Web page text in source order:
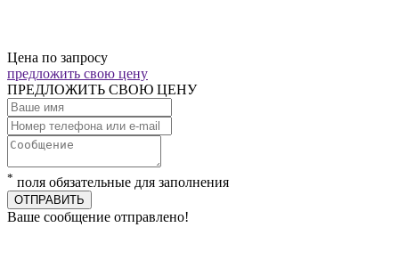
Цена по запросу
предложить свою цену
ПРЕДЛОЖИТЬ СВОЮ ЦЕНУ
* поля обязательные для заполнения
ОТПРАВИТЬ
Ваше сообщение отправлено!